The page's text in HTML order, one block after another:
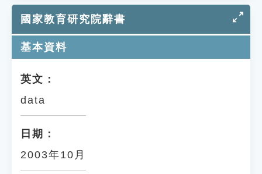
國家教育研究院辭書
基本資料
英文：
data
日期：
2003年10月